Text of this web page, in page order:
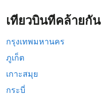
เที่ยวบินที่คล้ายกัน
กรุงเทพมหานคร
ภูเก็ต
เกาะสมุย
กระบี่